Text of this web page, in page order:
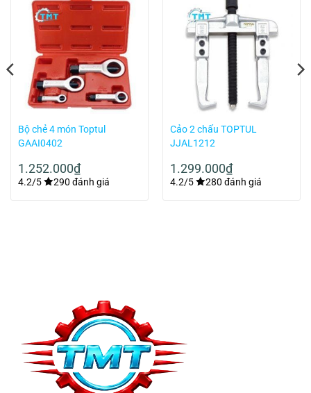
Bộ chẻ 4 món Toptul
GAAI0402
1.252.000₫
4.2/5 290 đánh giá
Cảo 2 chấu TOPTUL
JJAL1212
1.299.000₫
4.2/5 280 đánh giá